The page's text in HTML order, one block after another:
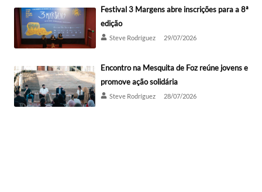
Festival 3 Margens abre inscrições para a 8ª
edição
Steve Rodríguez 29/07/2026
Encontro na Mesquita de Foz reúne jovens e
promove ação solidária
Steve Rodríguez 28/07/2026